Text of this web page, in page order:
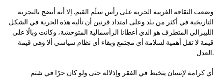
وضعت الثقافة الغربية الحرية على رأس سلّم القيم. إلا أنه أتضح بالتجربة
التاريخية في أكثر من بلد وعلى امتداد قرنين أن تأليه هذه الحرية في الشكل
الليبرالي المتطرف هو الذي أعطانا الرأسمالية المتوحشة، وكانت وبالًا على
قيمة لا تقل أهمية لسلامة أي مجتمع وبقاء أي نظام سياسي ألا وهي قيمة
العدل.
أي كرامة لإنسان يتخبط في الفقر وإذلاله حتى ولو كان حرًا في شتم